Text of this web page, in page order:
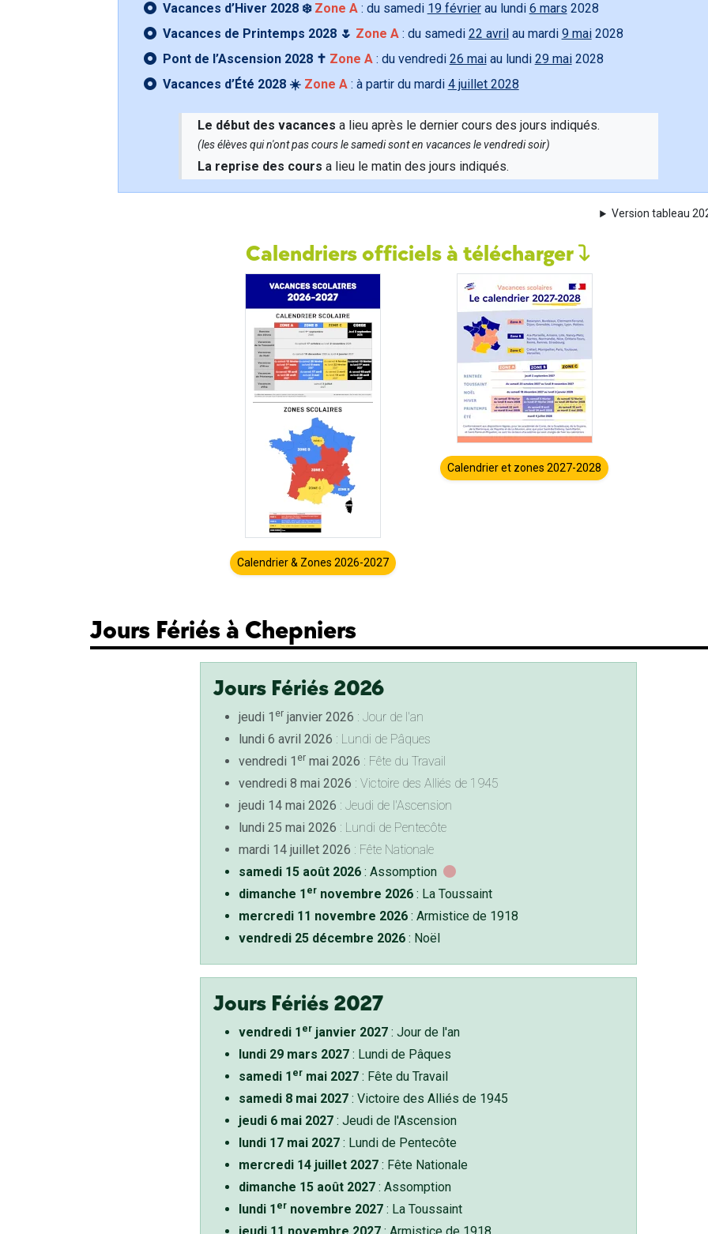
Vacances d’Hiver 2028 ❄️ Zone A: du samedi 19 févrierau lundi 6 mars 2028
Vacances de Printemps 2028 🌷 Zone A: du samedi 22 avril au mardi 9 mai2028
Pont de l’Ascension 2028 ✝️ Zone A: du vendredi 26 maiau lundi 29 mai2028
Vacances d’Été 2028 ☀️ Zone A: à partir du mardi 4 juillet 2028
Le début des vacances a lieu après le dernier cours des jours indiqués.
(les élèves qui n'ont pas cours le samedi sont en vacances le vendredi soir)
La reprise des cours a lieu le matin des jours indiqués.
Version tableau
Calendriers officiels à télécharger
Calendrier & Zones 2026-2027
Calendrier et zones 2027-2028
Jours Fériés à Chepniers
Jours Fériés 2026
jeudi 1 erjanvier 2026 : Jour de l'an
lundi 6 avril 2026 : Lundi de Pâques
vendredi 1 ermai 2026 : Fête du Travail
vendredi 8 mai 2026 : Victoire des Alliés de 1945
jeudi 14 mai 2026 : Jeudi de l'Ascension
lundi 25 mai 2026 : Lundi de Pentecôte
mardi 14 juillet 2026 : Fête Nationale
samedi 15 août 2026: Assomption
dimanche 1 ernovembre 2026: La Toussaint
mercredi 11 novembre 2026: Armistice de 1918
vendredi 25 décembre 2026: Noël
Jours Fériés 2027
vendredi 1 erjanvier 2027: Jour de l'an
lundi 29 mars 2027: Lundi de Pâques
samedi 1 ermai 2027: Fête du Travail
samedi 8 mai 2027: Victoire des Alliés de 1945
jeudi 6 mai 2027: Jeudi de l'Ascension
lundi 17 mai 2027: Lundi de Pentecôte
mercredi 14 juillet 2027: Fête Nationale
dimanche 15 août 2027: Assomption
lundi 1 ernovembre 2027: La Toussaint
jeudi 11 novembre 2027: Armistice de 1918